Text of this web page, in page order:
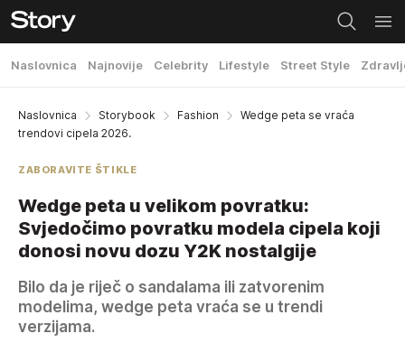
Naslovnica Najnovije Celebrity Lifestyle Street Style
Naslovnica Storybook Fashion
Wedge peta se vraća
trendovi cipela 2026.
ZABORAVITE ŠTIKLE
Wedge peta u velikom povratku:
Svjedočimo povratku modela cipela koji
donosi novu dozu Y2K nostalgije
Bilo da je riječ o sandalama ili zatvorenim
modelima, wedge peta vraća se u trendi
verzijama.